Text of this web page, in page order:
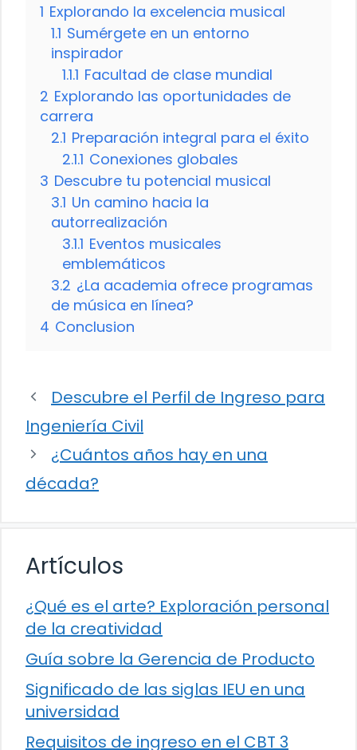
1 Explorando la excelencia musical
1.1 Sumérgete en un entorno
inspirador
1.1.1 Facultad de clase mundial
2 Explorando las oportunidades de
carrera
2.1 Preparación integral para el éxito
2.1.1 Conexiones globales
3 Descubre tu potencial musical
3.1 Un camino hacia la
autorrealización
3.1.1 Eventos musicales
emblemáticos
3.2 ¿La academia ofrece programas
de música en línea?
4 Conclusion
Descubre el Perfil de Ingreso para
Ingeniería Civil
¿Cuántos años hay en una
década?
Artículos
¿Qué es el arte? Exploración personal
de la creatividad
Guía sobre la Gerencia de Producto
Significado de las siglas IEU en una
universidad
Requisitos de ingreso en el CBT 3